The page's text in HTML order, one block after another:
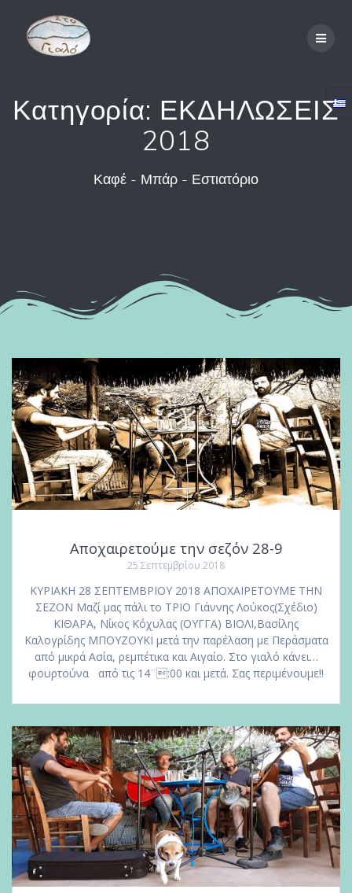
Κατηγορία: ΕΚΔΗΛΩΣΕΙΣ
2018
Καφέ - Μπάρ - Εστιατόριο
Αποχαιρετούμε την σεζόν 28-9
25 Σεπτεμβρίου 2018
ΚΥΡΙΑΚΗ 28 ΣΕΠΤΕΜΒΡΙΟΥ 2018 ΑΠΟΧΑΙΡΕΤΟΥΜΕ ΤΗΝ
ΣΕΖΟΝ Μαζί μας πάλι το ΤΡΙΟ Γιάννης Λούκος(Σχέδιο)
ΚΙΘΑΡΑ, Νίκος Κόχυλας (ΟΥΓΓΑ) ΒΙΟΛΙ,Βασίλης
Καλογρίδης ΜΠΟΥΖΟΥΚΙ μετά την παρέλαση με Περάσματα
από μικρά Ασία, ρεμπέτικα και Αιγαίο. Στο γιαλό κάνει…
φουρτούνα από τις 14¨:00 και μετά. Σας περιμένουμε!!